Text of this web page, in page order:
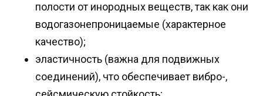
полости от инородных веществ, так как они
водогазонепроницаемые (характерное
качество);
эластичность (важна для подвижных
соединений), что обеспечивает вибро-,